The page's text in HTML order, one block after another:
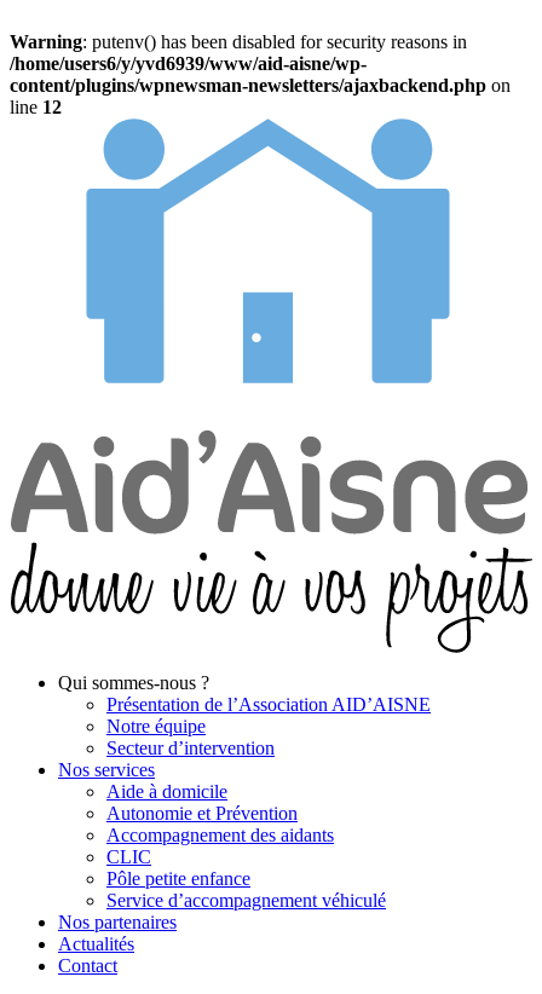
Warning: putenv() has been disabled for security reasons in
/home/users6/y/yvd6939/www/aid-aisne/wp-
content/plugins/wpnewsman-newsletters/ajaxbackend.php on
line 12
Qui sommes-nous ?
Présentation de l’Association AID’AISNE
Notre équipe
Secteur d’intervention
Nos services
Aide à domicile
Autonomie et Prévention
Accompagnement des aidants
CLIC
Pôle petite enfance
Service d’accompagnement véhiculé
Nos partenaires
Actualités
Contact